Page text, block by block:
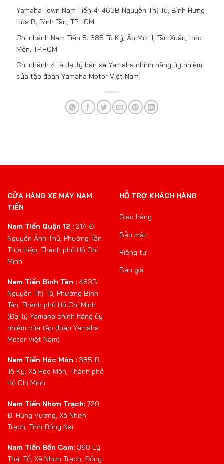
Yamaha Town Nam Tiến 4: 463B Nguyễn Thị Tú, Bình Hưng
Hòa B, Bình Tân, TP.HCM
Chi nhánh Nam Tiến 5: 385 Tô Ký, Ấp Mới 1, Tân Xuân, Hóc
Môn, TP.HCM
Chi nhánh 4 là đại lý bánxe Yamaha chính hãng ủy nhiệm
của tập đoàn Yamaha Motor Việt Nam
CỬA HÀNG XE MÁY NAM
TIẾN
Nam Tiến Quận 12 : 21A Đ.
Nguyễn Ảnh Thủ, Phường Tân
Thới Hiệp, Thành phố Hồ Chí
Minh
Nam Tiến Bình Tân : 463B
Nguyễn Thị Tú, Phường Bình
Tân, Thành phố Hồ Chí Minh
(Đại lý Yamaha chính hãng ủy
nhiệm của tập đoàn Yamaha
Motor Việt Nam)
Nam Tiến Hóc Môn : 385 Đ.
Tô Ký, Xã Hóc Môn, Thành phố
Hồ Chí Minh
Nam Tiến Nhơn Trạch: 720
Đ. Hùng Vương, Xã Nhơn
Trạch, Tỉnh Đồng Nai
Nam Tiến Bến Cam: 360 Lý
Thái Tổ, Xã Nhơn Trạch, Đồng
HỖ TRỢ KHÁCH HÀNG
Giao hàng
Bảo mật
Riêng tư
Báo giá